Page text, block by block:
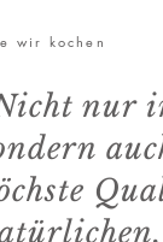
wir kochen
nur